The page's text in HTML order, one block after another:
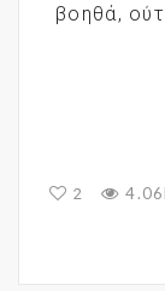
βοηθά,
2